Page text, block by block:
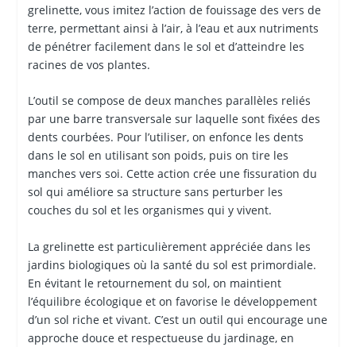
grelinette, vous imitez l’action de fouissage des vers de
terre, permettant ainsi à l’air, à l’eau et aux nutriments
de pénétrer facilement dans le sol et d’atteindre les
racines de vos plantes.
L’outil se compose de deux manches parallèles reliés
par une barre transversale sur laquelle sont fixées des
dents courbées. Pour l’utiliser, on enfonce les dents
dans le sol en utilisant son poids, puis on tire les
manches vers soi. Cette action crée une fissuration du
sol qui améliore sa structure sans perturber les
couches du sol et les organismes qui y vivent.
La grelinette est particulièrement appréciée dans les
jardins biologiques où la santé du sol est primordiale.
En évitant le retournement du sol, on maintient
l’équilibre écologique et on favorise le développement
d’un sol riche et vivant. C’est un outil qui encourage une
approche douce et respectueuse du jardinage, en